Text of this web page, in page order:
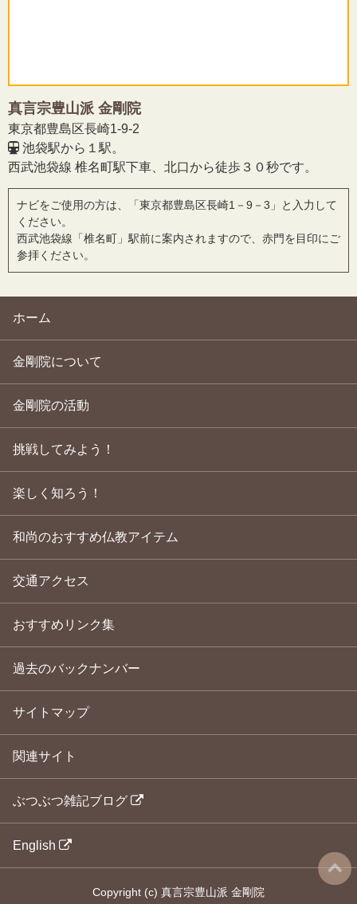
真言宗豊山派 金剛院
東京都豊島区長崎1-9-2
池袋駅から１駅。
西武池袋線 椎名町駅下車、北口から徒歩３０秒です。
ナビをご使用の方は、「東京都豊島区長崎1－9－3」と入力して
ください。
西武池袋線「椎名町」駅前に案内されますので、赤門を目印にご
参拝ください。
ホーム
金剛院について
金剛院の活動
挑戦してみよう！
楽しく知ろう！
和尚のおすすめ仏教アイテム
交通アクセス
おすすめリンク集
過去のバックナンバー
サイトマップ
関連サイト
ぶつぶつ雑記ブログ
English
Copyright (c) 真言宗豊山派 金剛院